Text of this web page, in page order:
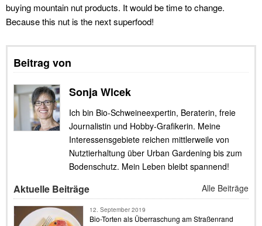
buying mountain nut products. It would be time to change.
Because this nut is the next superfood!
Beitrag von
Sonja Wlcek
Ich bin Bio-Schweineexpertin, Beraterin, freie
Journalistin und Hobby-Grafikerin. Meine
Interessensgebiete reichen mittlerweile von
Nutztierhaltung über Urban Gardening bis zum
Bodenschutz. Mein Leben bleibt spannend!
Aktuelle Beiträge Alle Beiträge
12. September 2019
Bio-Torten als Überraschung am Straßenrand